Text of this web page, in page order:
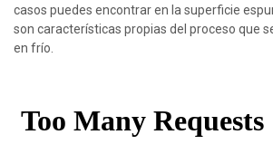
casos puedes encontrar en la superficie
son características propias del proceso que
en frío.